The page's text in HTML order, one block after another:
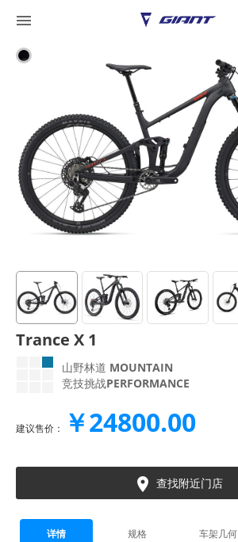

Trance X 1
山野林道 MOUNTAIN
竞技挑战PERFORMANCE
建议售价： ￥24800.00
 查找附近门店
详情 规格 车架几何